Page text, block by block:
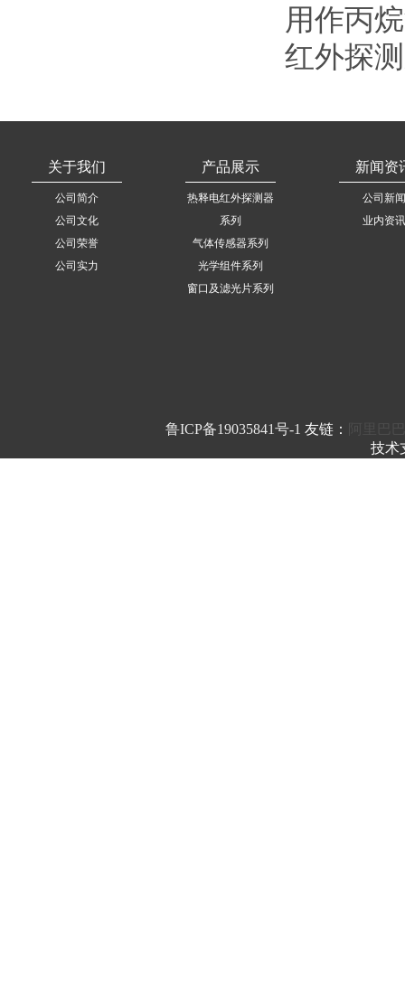
用作丙
红外探
关于我们
公司简介
公司文化
公司荣誉
公司实力
产品展示
热释电红外探测器
系列
气体传感器系列
光学组件系列
窗口及滤光片系列
新闻资
公司新闻
业内资讯
鲁ICP备19035841号-1 友链：
技术